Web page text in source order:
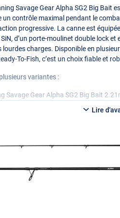
Savage Gear Alpha SG2 Big Bait
un contrôle maximal pendant le
progressive. La canne est
d’un porte-moulinet double lock
lourdes charges. Disponible en
To-Fish, c’est un choix fiable et
variantes :
Savage Gear Alpha SG2 Big Bait
Savage Gear Alpha SG2 Big Bait
Lire